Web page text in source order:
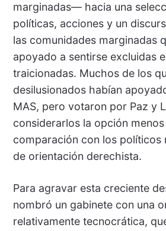
marginadas— hacia una
políticas, acciones y un
las comunidades marginadas
apoyado a sentirse excluidas
traicionadas. Muchos de los
desilusionados habían
MAS, pero votaron por Paz y
considerarlos la opción menos
comparación con los políticos
de orientación derechista.
Para agravar esta creciente
nombró un gabinete con una
relativamente tecnocrática,